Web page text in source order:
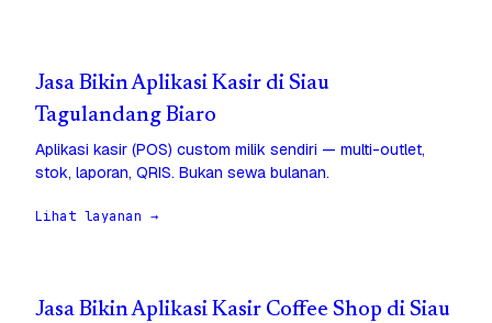
Jasa Bikin Aplikasi Kasir di Siau
Tagulandang Biaro
Aplikasi kasir (POS) custom milik sendiri — multi-outlet,
stok, laporan, QRIS. Bukan sewa bulanan.
Lihat layanan →
Jasa Bikin Aplikasi Kasir Coffee Shop di Siau